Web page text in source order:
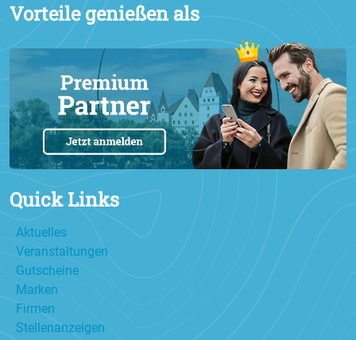
Vorteile genießen als
Quick Links
Aktuelles
Veranstaltungen
Gutscheine
Marken
Firmen
Stellenanzeigen